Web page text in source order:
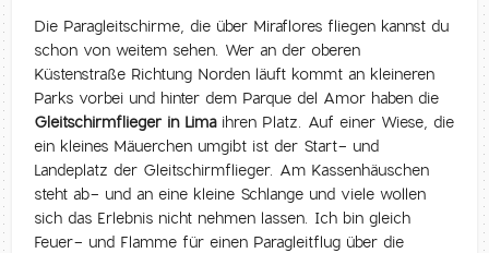
Die Paragleitschirme, die über Miraflores fliegen kannst du
schon von weitem sehen. Wer an der oberen
Küstenstraße Richtung Norden läuft kommt an kleineren
Parks vorbei und hinter dem Parque del Amor haben die
Gleitschirmflieger in Limaihren Platz. Auf einer Wiese, die
ein kleines Mäuerchen umgibt ist der Start- und
Landeplatz der Gleitschirmflieger. Am Kassenhäuschen
steht ab- und an eine kleine Schlange und viele wollen
sich das Erlebnis nicht nehmen lassen. Ich bin gleich
Feuer- und Flamme für einen Paragleitflug über die